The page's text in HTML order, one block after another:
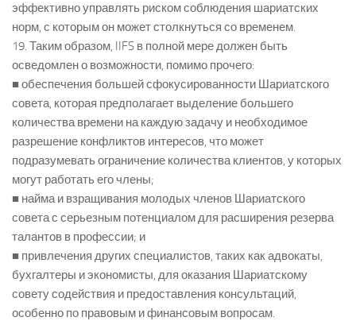
эффективно управлять риском соблюдения шариатских
норм, с которым он может столкнуться со временем.
19. Таким образом, IIFS в полной мере должен быть
осведомлен о возможности, помимо прочего:
■ обеспечения большей сфокусированности Шариатского
совета, которая предполагает выделение большего
количества времени на каждую задачу и необходимое
разрешение конфликтов интересов, что может
подразумевать ограничение количества клиентов, у которых
могут работать его члены;
■ найма и взращивания молодых членов Шариатского
совета с серьезным потенциалом для расширения резерва
талантов в профессии; и
■ привлечения других специалистов, таких как адвокаты,
бухгалтеры и экономисты, для оказания Шариатскому
совету содействия и предоставления консультаций,
особенно по правовым и финансовым вопросам.